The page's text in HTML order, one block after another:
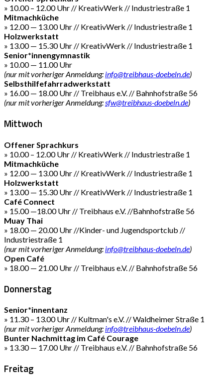
» 10.00 – 12.00 Uhr // KreativWerk // Industriestraße 1
Mitmachküche
» 12.00 — 13.00 Uhr // KreativWerk // Industriestraße 1
Holzwerkstatt
» 13.00 — 15.30 Uhr // KreativWerk // Industriestraße 1
Senior*innengymnastik
» 10.00 — 11.00 Uhr
(nur mit vorheriger Anmeldung: info@treibhaus-doebeln.de)
Selbsthilfefahrradwerkstatt
» 16.00 — 18.00 Uhr // Treibhaus e.V. // Bahnhofstraße 56
(nur mit vorheriger Anmeldung:sfw@treibhaus-doebeln.de)
Mittwoch
Offener Sprachkurs
» 10.00 – 12.00 Uhr // KreativWerk // Industriestraße 1
Mitmachküche
» 12.00 — 13.00 Uhr // KreativWerk // Industriestraße 1
Holzwerkstatt
» 13.00 — 15.30 Uhr // KreativWerk // Industriestraße 1
Café Connect
» 15.00 —18.00 Uhr // Treibhaus e.V. //Bahnhofstraße 56
Muay Thai
» 18.00 — 20.00 Uhr //Kinder- und Jugendsportclub //
Industriestraße 1
(nur mit vorheriger Anmeldung: info@treibhaus-doebeln.de)
Open Café
» 18.00 — 21.00 Uhr // Treibhaus e.V. // Bahnhofstraße 56
Donnerstag
Senior*innentanz
» 11.30 – 13.00 Uhr // Kultman's e.V. // Waldheimer Straße 1
(nur mit vorheriger Anmeldung: info@treibhaus-doebeln.de)
Bunter Nachmittag im Café Courage
» 13.30 — 17.00 Uhr // Treibhaus e.V. // Bahnhofstraße 56
Freitag